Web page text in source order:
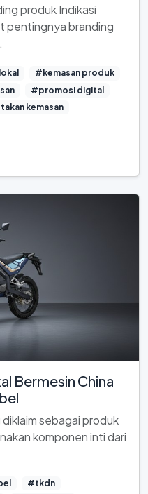
produk Indikasi
pentingnya branding
#kemasan produk
#promosi digital
kemasan
Bermesin China
sebagai produk
komponen inti dari
#tkdn